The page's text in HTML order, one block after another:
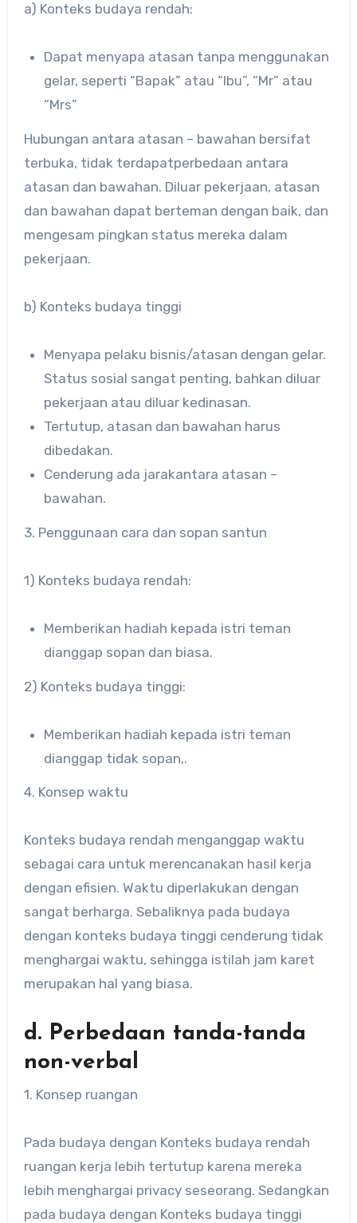
a) Konteks budaya rendah:
Dapat menyapa atasan tanpa menggunakan
gelar, seperti “Bapak” atau “Ibu”, “Mr” atau
“Mrs”
Hubungan antara atasan – bawahan bersifat
terbuka, tidak terdapatperbedaan antara
atasan dan bawahan. Diluar pekerjaan, atasan
dan bawahan dapat berteman dengan baik, dan
mengesam pingkan status mereka dalam
pekerjaan.
b) Konteks budaya tinggi
Menyapa pelaku bisnis/atasan dengan gelar.
Status sosial sangat penting, bahkan diluar
pekerjaan atau diluar kedinasan.
Tertutup, atasan dan bawahan harus
dibedakan.
Cenderung ada jarakantara atasan –
bawahan.
3. Penggunaan cara dan sopan santun
1) Konteks budaya rendah:
Memberikan hadiah kepada istri teman
dianggap sopan dan biasa.
2) Konteks budaya tinggi:
Memberikan hadiah kepada istri teman
dianggap tidak sopan,.
4. Konsep waktu
Konteks budaya rendah menganggap waktu
sebagai cara untuk merencanakan hasil kerja
dengan efisien. Waktu diperlakukan dengan
sangat berharga. Sebaliknya pada budaya
dengan konteks budaya tinggi cenderung tidak
menghargai waktu, sehingga istilah jam karet
merupakan hal yang biasa.
d. Perbedaan tanda-tanda
non-verbal
1. Konsep ruangan
Pada budaya dengan Konteks budaya rendah
ruangan kerja lebih tertutup karena mereka
lebih menghargai privacy seseorang. Sedangkan
pada budaya dengan Konteks budaya tinggi